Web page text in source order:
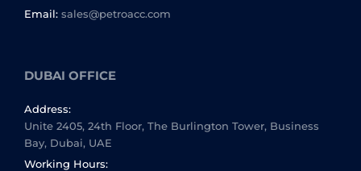
Email: sales@petroacc.com
DUBAI OFFICE
Address:
Unite 2405, 24th Floor, The Burlington Tower, Business
Bay, Dubai, UAE
Working Hours: